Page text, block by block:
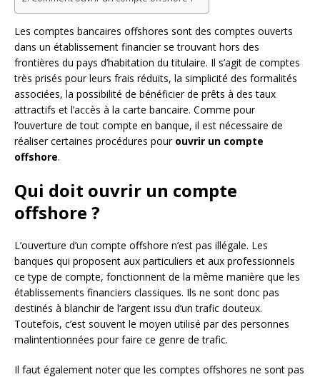
Les comptes bancaires offshores sont des comptes ouverts
dans un établissement financier se trouvant hors des
frontières du pays d’habitation du titulaire. Il s’agit de comptes
très prisés pour leurs frais réduits, la simplicité des formalités
associées, la possibilité de bénéficier de prêts à des taux
attractifs et l’accès à la carte bancaire. Comme pour
l’ouverture de tout compte en banque, il est nécessaire de
réaliser certaines procédures pour ouvrir un compte
offshore.
Qui doit ouvrir un compte
offshore ?
L’ouverture d’un compte offshore n’est pas illégale. Les
banques qui proposent aux particuliers et aux professionnels
ce type de compte, fonctionnent de la même manière que les
établissements financiers classiques. Ils ne sont donc pas
destinés à blanchir de l’argent issu d’un trafic douteux.
Toutefois, c’est souvent le moyen utilisé par des personnes
malintentionnées pour faire ce genre de trafic.
Il faut également noter que les comptes offshores ne sont pas